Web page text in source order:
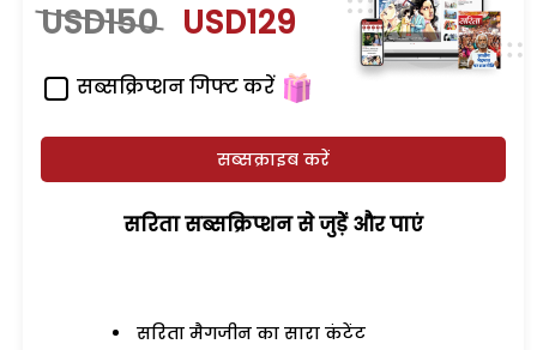
USD150 USD129
सब्सक्रिप्शन गिफ्ट करें
सब्सक्राइब करें
सरिता सब्सक्रिप्शन से जुड़ेें और पाएं
सरिता मैगजीन का सारा कंटेंट